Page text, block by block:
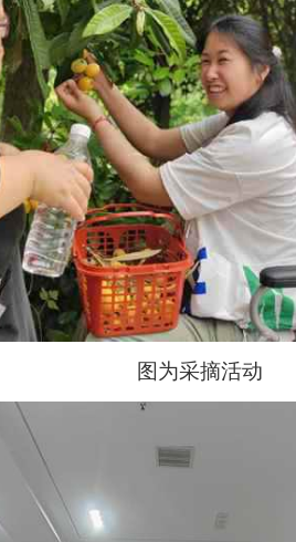
图为采摘活动